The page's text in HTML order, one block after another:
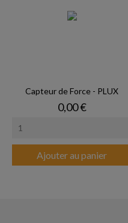
Capteur de Force - PLUX
Prix
0,00 €
Ajouter au panier